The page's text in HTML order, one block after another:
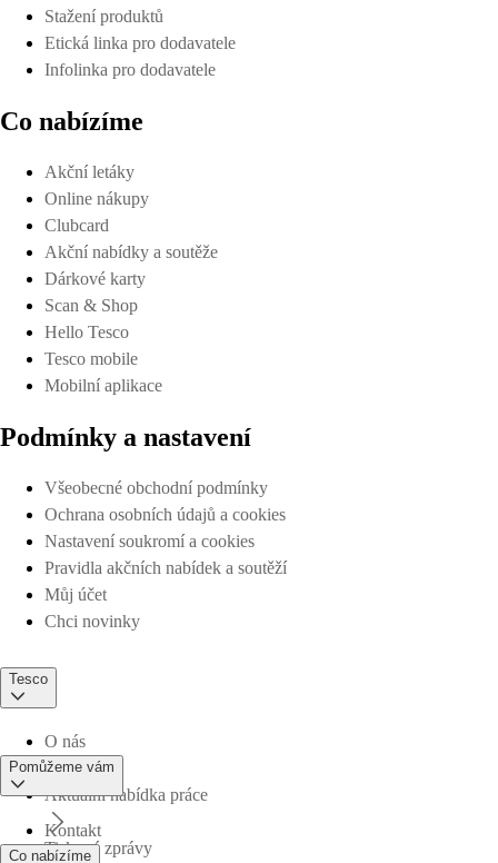
Stažení produktů
Etická linka pro dodavatele
Infolinka pro dodavatele
Co nabízíme
Akční letáky
Online nákupy
Clubcard
Akční nabídky a soutěže
Dárkové karty
Scan & Shop
Hello Tesco
Tesco mobile
Mobilní aplikace
Podmínky a nastavení
Všeobecné obchodní podmínky
Ochrana osobních údajů a cookies
Nastavení soukromí a cookies
Pravidla akčních nabídek a soutěží
Můj účet
Chci novinky
Tesco
O nás
Aktuální nabídka práce
Tiskové zprávy
Pomůžeme vám
Kontakt
Co nabízíme